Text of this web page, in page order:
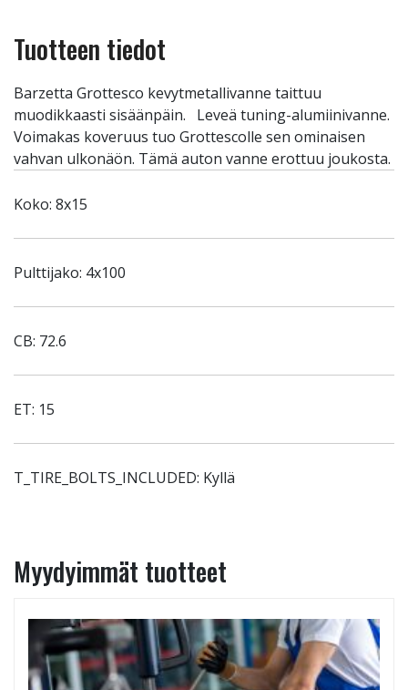
Tuotteen tiedot
Barzetta Grottesco kevytmetallivanne taittuu
muodikkaasti sisäänpäin. Leveä tuning-alumiinivanne.
Voimakas koveruus tuo Grottescolle sen ominaisen
vahvan ulkonäön. Tämä auton vanne erottuu joukosta.
Koko: 8x15
Pulttijako: 4x100
CB: 72.6
ET: 15
T_TIRE_BOLTS_INCLUDED: Kyllä
Myydyimmät tuotteet